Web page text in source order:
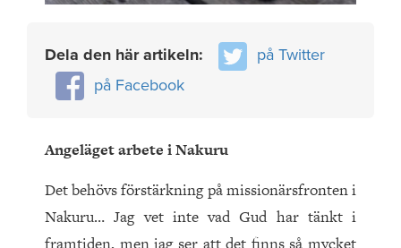
Dela den här artikeln:
på Twitter
på Facebook
Angeläget arbete i Nakuru
Det behövs förstärkning på missionärsfronten i
Nakuru… Jag vet inte vad Gud har tänkt i